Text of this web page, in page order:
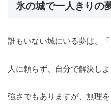
氷の城で一人きりの
誰もいない城にいる夢は、「
人に頼らず、自分で解決し
強さでもありますが、無理を